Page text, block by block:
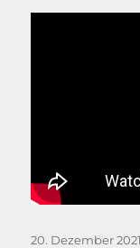
Veröffentlicht
20. Dezember 2021